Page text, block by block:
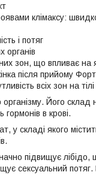
клімаксу:
і потяг
органів
зон, що впливає на
після прийому
всіх зон на тілі
Його
в крові.
у складі якого
підвищує лібідо,
сексуальний